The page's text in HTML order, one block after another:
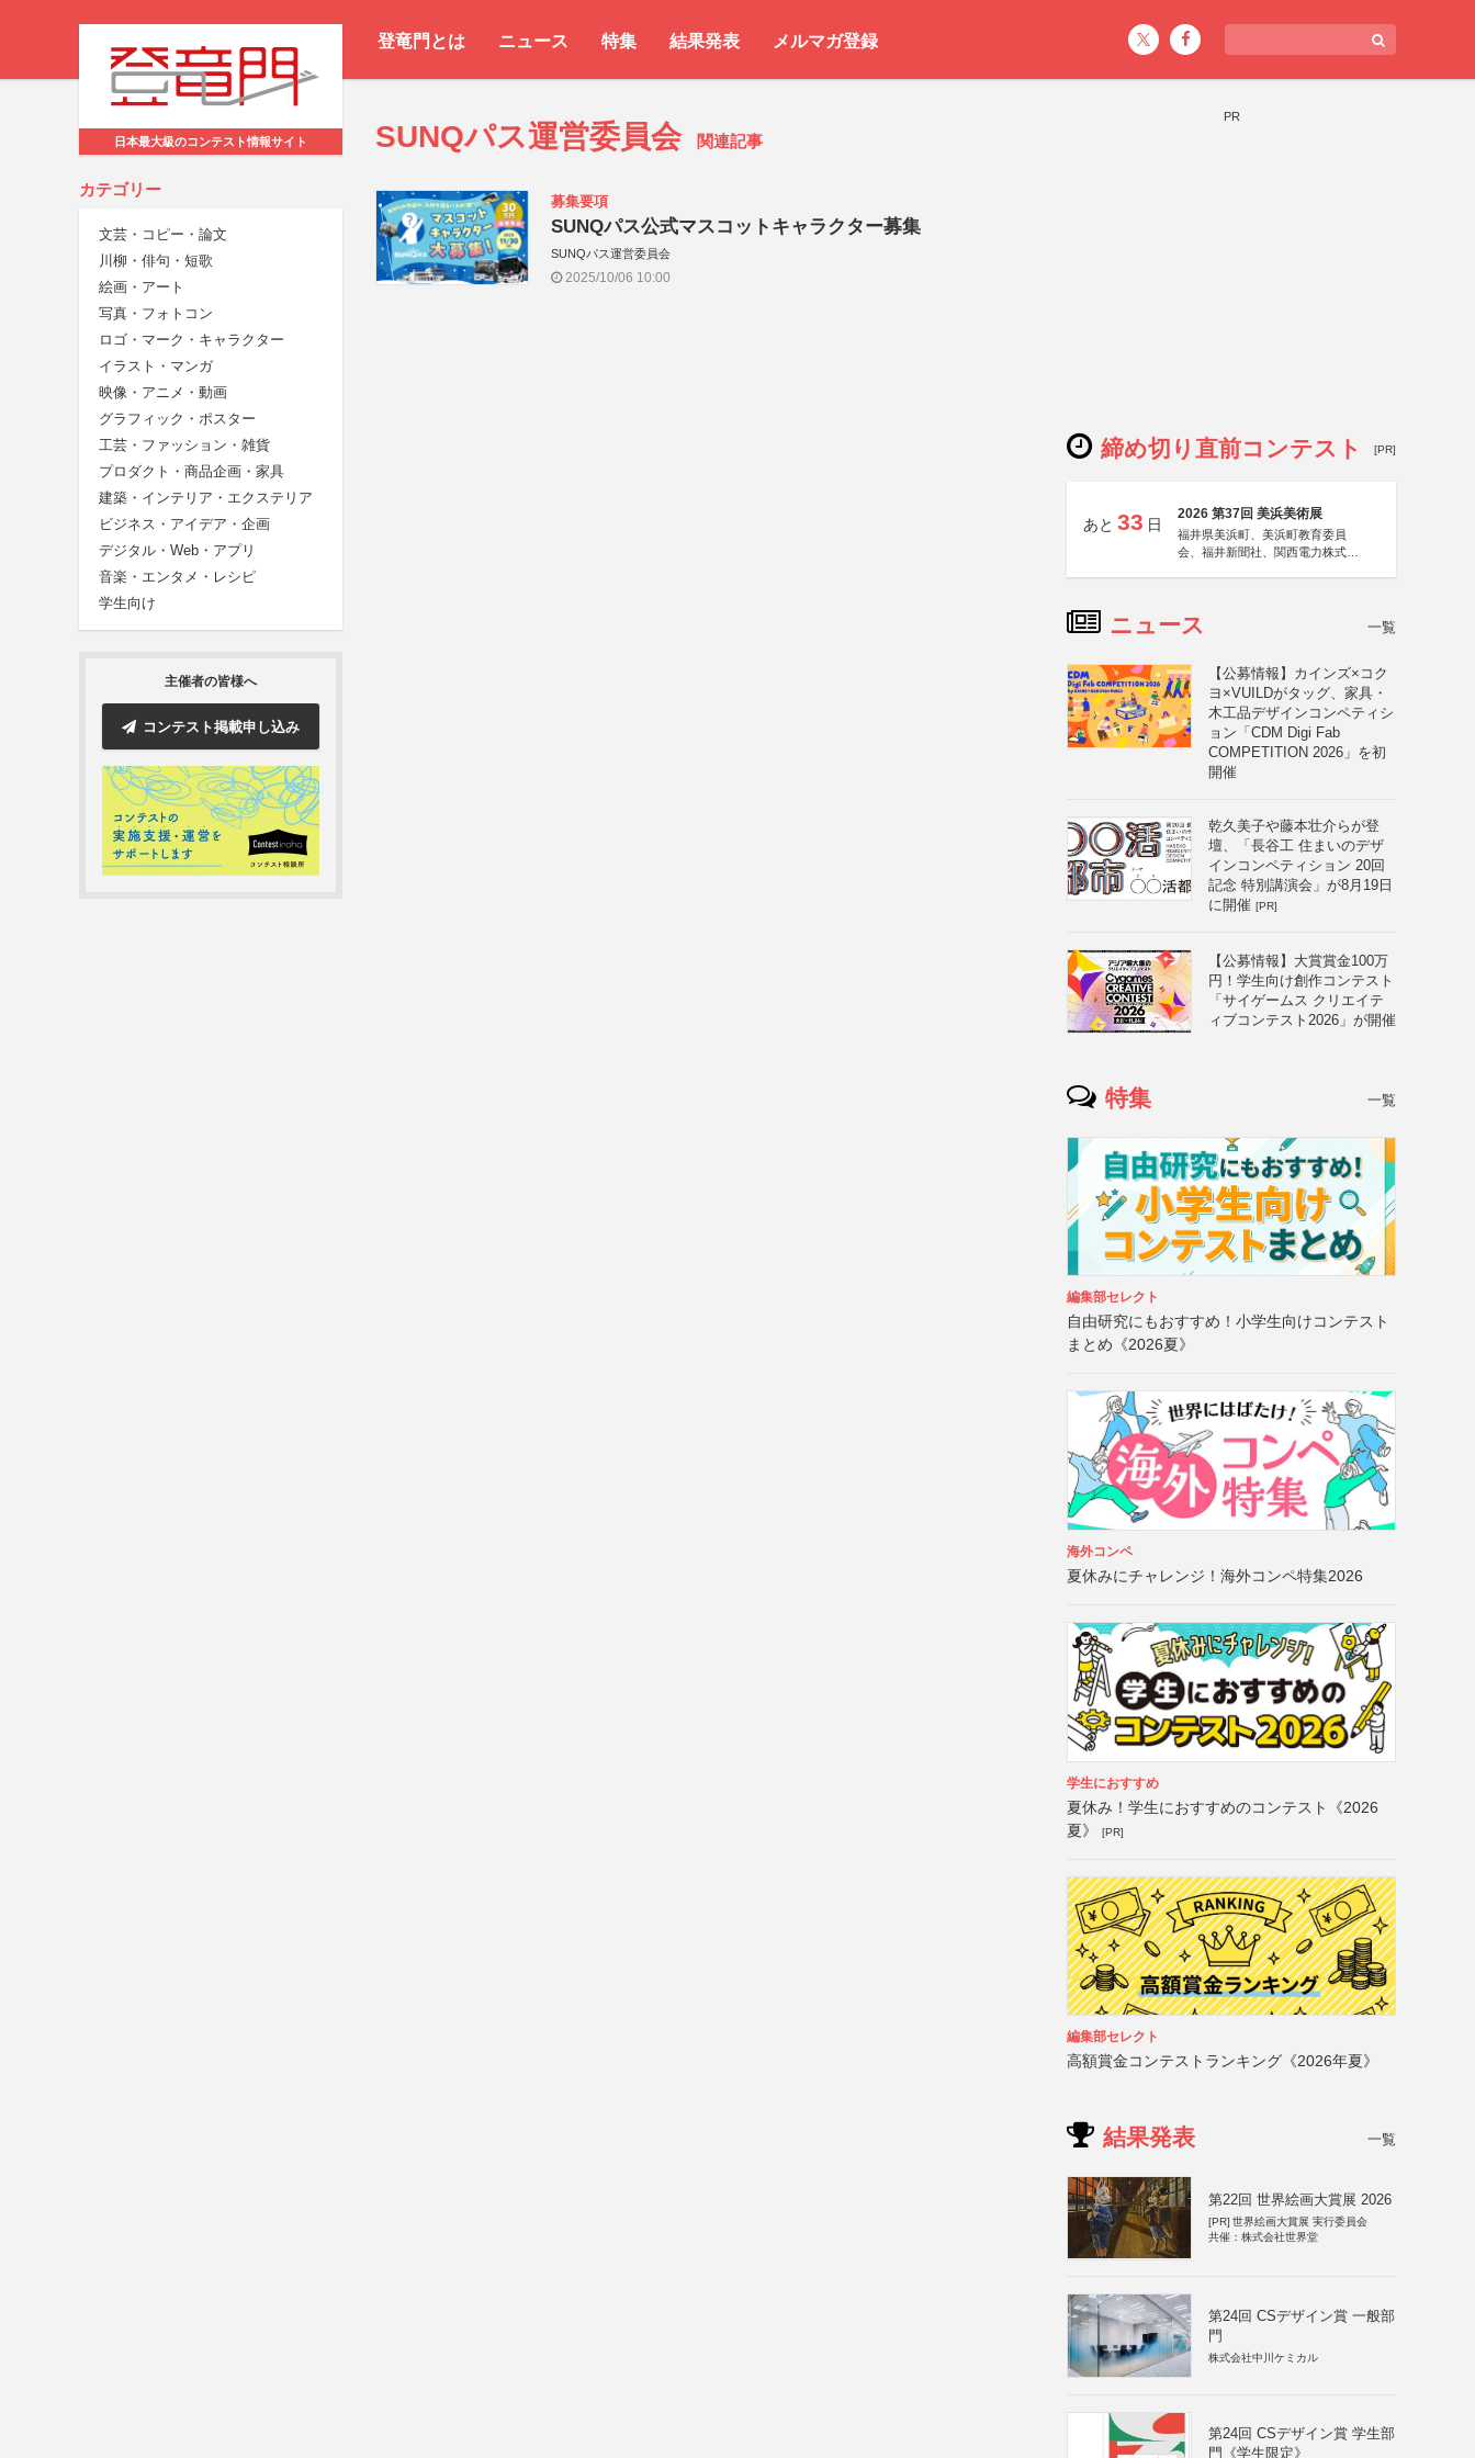
登竜門とは ニュース 特集 結果発表 メルマガ登録
日本最大級のコンテスト情報サイト
カテゴリー
文芸・コピー・論文
川柳・俳句・短歌
絵画・アート
写真・フォトコン
ロゴ・マーク・キャラクター
イラスト・マンガ
映像・アニメ・動画
グラフィック・ポスター
工芸・ファッション・雑貨
プロダクト・商品企画・家具
建築・インテリア・エクステリア
ビジネス・アイデア・企画
デジタル・Web・アプリ
音楽・エンタメ・レシピ
学生向け
主催者の皆様へ
コンテスト掲載申し込み
SUNQパス運営委員会 関連記事
募集要項
SUNQパス公式マスコットキャラクター募集
SUNQパス運営委員会
2025/10/06 10:00
PR
締め切り直前コンテスト [PR]
あと 33 日
2026 第37回 美浜美術展
福井県美浜町、美浜町教育委員
会、福井新聞社、関西電力株式会
ニュース 一覧
【公募情報】カインズ×コク
ヨ×VUILDがタッグ、家具・
木工品デザインコンペティシ
ョン「CDM Digi Fab
COMPETITION 2026」を初
開催
乾久美子や藤本壮介らが登
壇、「長谷工 住まいのデザ
インコンペティション 20回
記念 特別講演会」が8月19日
に開催 [PR]
【公募情報】大賞賞金100万
円！学生向け創作コンテスト
「サイゲームス クリエイテ
ィブコンテスト2026」が開催
特集 一覧
編集部セレクト
自由研究にもおすすめ！小学生向けコンテスト
まとめ《2026夏》
海外コンペ
夏休みにチャレンジ！海外コンペ特集2026
学生におすすめ
夏休み！学生におすすめのコンテスト《2026
夏》
[PR]
編集部セレクト
高額賞金コンテストランキング《2026年夏》
結果発表 一覧
第22回 世界絵画大賞展 2026
[PR] 世界絵画大賞展 実行委員会
共催：株式会社世界堂
第24回 CSデザイン賞 一般部
門
株式会社中川ケミカル
第24回 CSデザイン賞 学生部
門《学生限定》